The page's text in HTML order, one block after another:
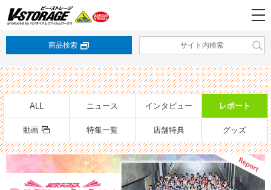
商品検索
ALL ニュース インタビュー レポート
動画 特集一覧 店舗特典 グッズ